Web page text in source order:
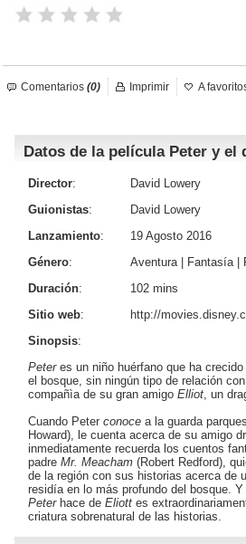
Videos
Iniciar sesión
Comentarios (0) Imprimir A
Datos de la película Peter y el
Director:
David Lowery
Guionistas:
David Lowery
Lanzamiento:
19 Agosto 2016
Género: Aventura| Fantasía|
Duración:
102 mins
Sitio web:
http://
Sinopsis:
Peteres un niño huérfano que ha
el bosque, sin ningún tipo de relación
compañìa de su gran amigo Elliot, un
Cuando Peter conoce a la guarda parques
Howard), le cuenta acerca de su amigo
inmediatamente recuerda los cuentos
padre Mr. Meacham (Robert Redford),
de la región con sus historias acerca de
residía en lo más profundo del bosque.
Peterhace de Eliott es
criatura sobrenatural de las historias.